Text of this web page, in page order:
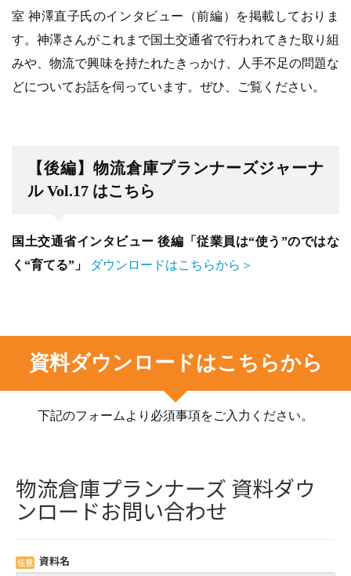
室 神澤直子氏のインタビュー（前編）を掲載しておりま
す。神澤さんがこれまで国土交通省で行われてきた取り組
みや、物流で興味を持たれたきっかけ、人手不足の問題な
どについてお話を伺っています。ぜひ、ご覧ください。
【後編】物流倉庫プランナーズジャーナ
ル Vol.17 はこちら
国土交通省インタビュー 後編「従業員は“使う”のではな
く“育てる”」
ダウンロードはこちらから＞
資料ダウンロードはこちらから
下記のフォームより必須事項をご入力ください。